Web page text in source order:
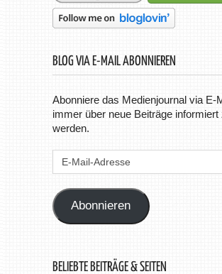
BLOG VIA E-MAIL ABONNIEREN
Abonniere das Medienjournal via E-
immer über neue Beiträge informiert
werden.
Abonnieren
BELIEBTE BEITRÄGE & SEITEN